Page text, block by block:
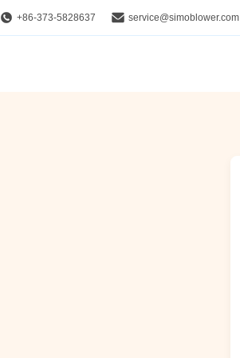
+86-373-5828637 service@simoblower.com